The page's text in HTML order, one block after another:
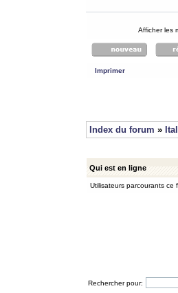
Afficher les
Imprimer
Index du forum »
Qui est en ligne
Utilisateurs parcourants ce
Rechercher pour: